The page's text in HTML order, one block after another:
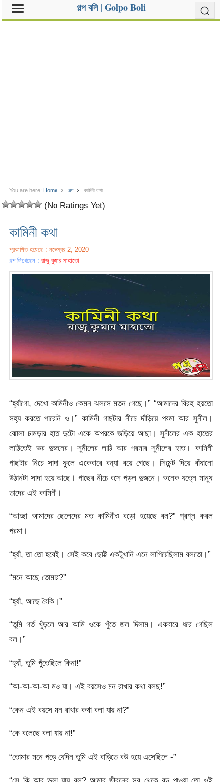
গল্প বলি | Golpo Boli
You are here: Home গল্প কামিনী কথা
(No Ratings Yet)
কামিনী কথা
প্রকাশিত হয়েছে : নভেম্বর 2, 2020
গল্প লিখেছেন :রাজু কুমার মাহাতো
“হ্যাঁগো, দেখো কামিনীও কেমন ঝলসে মতন গেছে।” “আমাদের বিরহ হয়তো
সহ্য করতে পারেনি ও।” কামিনী গাছটার নীচে দাঁড়িয়ে পরমা আর সুনীল।
ঝোলা চামড়ার হাত দুটো একে অপরকে জড়িয়ে আছা। সুনীলের এক হাতের
লাঠিতেই ভর দুজনের। সুনীলের লাঠি আর পরমার সুনীলের হাত। কামিনী
গাছটার নিচে সাদা ফুলে একেবারে বন্যা বয়ে গেছে। সিমেন্ট দিয়ে বাঁধানো
উঠানটা সাদা হয়ে আছে। গাছের নীচে বসে পড়ল দুজনে। অনেক যত্নে মানুষ
তাদের এই কামিনী।
“আচ্ছা আমাদের ছেলেদের মত কামিনীও বড়ো হয়েছে বল?” প্রশ্ন করল
পরমা।
“হ্যাঁ, তা তো হবেই। সেই কবে ছোট্ট একটুখানি এনে লাগিয়েছিলাম বলতো।”
“মনে আছে তোমার?”
“হ্যাঁ, আছে বৈকি।”
“তুমি গর্ত খুঁড়লে আর আমি ওকে পুঁতে জল দিলাম। একবারে ধরে গেছিল
বল।”
“হ্যাঁ, তুমি পুঁতেছিলে কিনা!”
“আ-আ-আ-আ মও যা। এই বয়সেও মন রাখার কথা বলছ!”
“কেন এই বয়সে মন রাখার কথা বলা যায় না?”
“কে বলেছে বলা যায় না!”
“তোমার মনে পড়ে যেদিন তুমি এই বাড়িতে বউ হয়ে এসেছিলে -”